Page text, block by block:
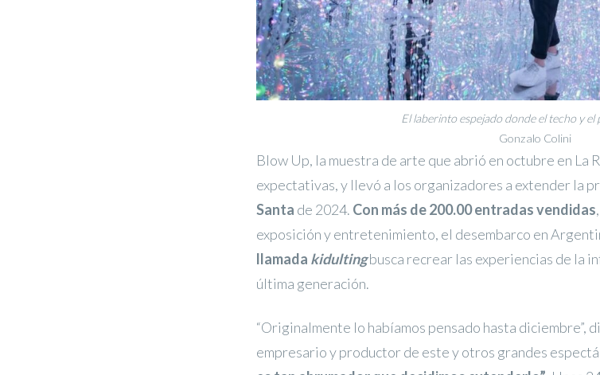
El laberinto espejado donde el techo y el
Gonzalo Colini
Blow Up, la muestra de arte que abrió en octubre en La
expectativas, y llevó a los organizadores a extender la
Santa de 2024. Con más de 200.00 entradas vendidas
exposición y entretenimiento, el desembarco en
llamada kidultingbusca recrear las experiencias de la
última generación.
“Originalmente lo habíamos pensado hasta diciembre”,
empresario y productor de este y otros grandes